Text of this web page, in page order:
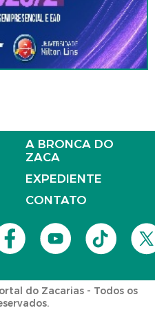
A BRONCA DO
ZACA
EXPEDIENTE
CONTATO
do Zacarias - Todos os